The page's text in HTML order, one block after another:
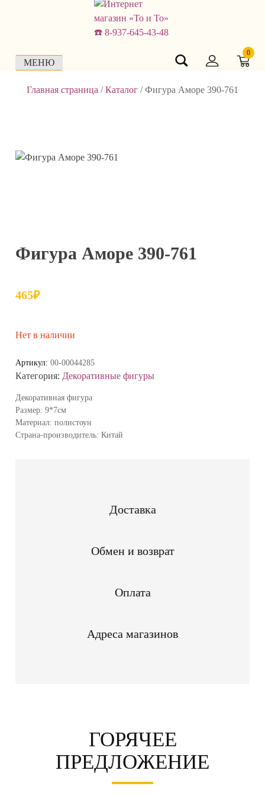
МЕНЮ
0
Главная страница /Каталог /Фигура Аморе 390-761
Фигура Аморе 390-761
465₽
Нет в наличии
Артикул:00-00044285
Категория: Декоративные фигуры
Декоративная фигура
Размер: 9*7см
Материал: полистоун
Страна-производитель: Китай
Доставка
Обмен и возврат
Оплата
Адреса магазинов
ГОРЯЧЕЕ
ПРЕДЛОЖЕНИЕ